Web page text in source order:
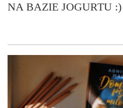
NA BAZIE JOGURTU :)